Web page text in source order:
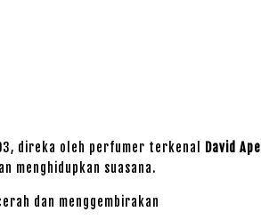
direka oleh perfumer terkenal David Apel
menghidupkan suasana.
dan menggembirakan